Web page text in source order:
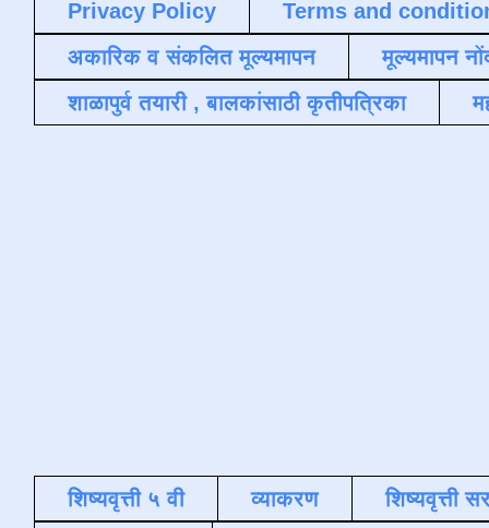
Privacy Policy
Terms and
अकारिक व संकलित मूल्यमापन
मूल्यमापन
शाळापुर्व तयारी , बालकांसाठी कृतीपत्रिका
शिष्यवृत्ती ५ वी व्याकरण
शिष्यवृत्ती